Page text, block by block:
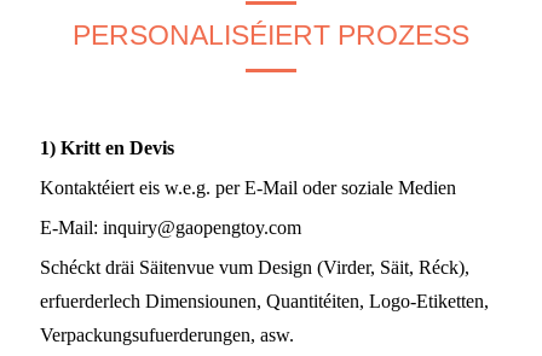
PERSONALISÉIERT PROZESS
1) Kritt en Devis
Kontaktéiert eis w.e.g. per E-Mail oder soziale Medien
E-Mail: inquiry@gaopengtoy.com
Schéckt dräi Säitenvue vum Design (Virder, Säit, Réck),
erfuerderlech Dimensiounen, Quantitéiten, Logo-Etiketten,
Verpackungsufuerderungen, asw.